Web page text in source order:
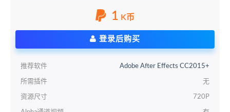
1 K币
登录后购买
推荐软件 Adobe After Effects CC2015+
所需插件 无
资源尺寸 720P